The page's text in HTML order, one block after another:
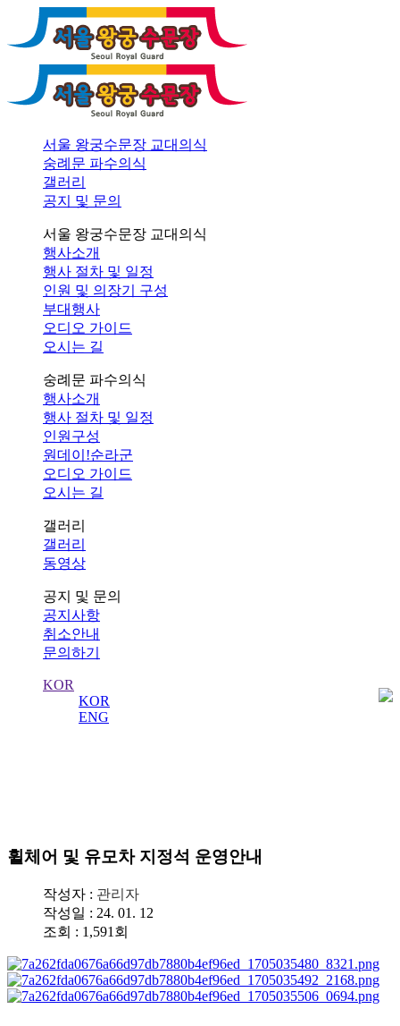
서울 왕궁수문장 교대의식
숭례문 파수의식
갤러리
공지 및 문의
서울 왕궁수문장 교대의식
행사소개
행사 절차 및 일정
인원 및 의장기 구성
부대행사
오디오 가이드
오시는 길
숭례문 파수의식
행사소개
행사 절차 및 일정
인원구성
원데이!순라군
오디오 가이드
오시는 길
갤러리
갤러리
동영상
공지 및 문의
공지사항
취소안내
문의하기
KOR
KOR
ENG
휠체어 및 유모차 지정석 운영안내
작성자 : 관리자
작성일 : 24. 01. 12
조회 : 1,591회